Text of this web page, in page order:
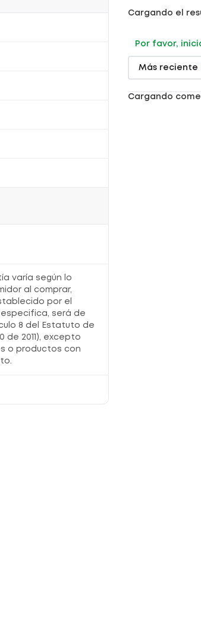
varía según lo
al comprar,
por el
será de
8 del Estatuto de
de 2011), excepto
o productos con
Cargando el
Por favor,
Más reciente
Cargando